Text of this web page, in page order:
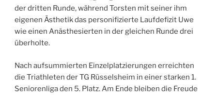
der dritten Runde, während Torsten mit seiner ihm
eigenen Ästhetik das personifizierte Laufdefizit Uwe
wie einen Anästhesierten in der gleichen Runde drei
überholte.
Nach aufsummierten Einzelplatzierungen erreichten
die Triathleten der TG Rüsselsheim in einer starken 1.
Seniorenliga den 5. Platz. Am Ende bleiben die Freude